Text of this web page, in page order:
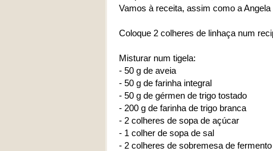
Vamos à receita, assim como a Angela
Coloque 2 colheres de linhaça num
Misturar num tigela:
- 50 g de aveia
- 50 g de farinha integral
- 50 g de gérmen de trigo tostado
- 200 g de farinha de trigo branca
- 2 colheres de sopa de açúcar
- 1 colher de sopa de sal
- 2 colheres de sobremesa de